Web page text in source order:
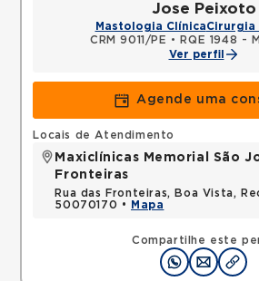
Jose Peixoto
Mastologia ClínicaCirurgia
CRM 9011/PE •
RQE 1948 -
Ver perfil
Agende uma
Compartilhe este
Locais de Atendimento
Maxiclínicas Memorial São
Fronteiras
Rua das Fronteiras, Boa Vista,
50070170 •
Mapa